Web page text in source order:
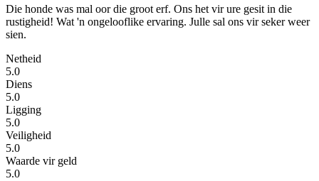
Die honde was mal oor die groot erf. Ons het vir ure gesit in die
rustigheid! Wat 'n ongelooflike ervaring. Julle sal ons vir seker weer
sien.
Netheid
5.0
Diens
5.0
Ligging
5.0
Veiligheid
5.0
Waarde vir geld
5.0